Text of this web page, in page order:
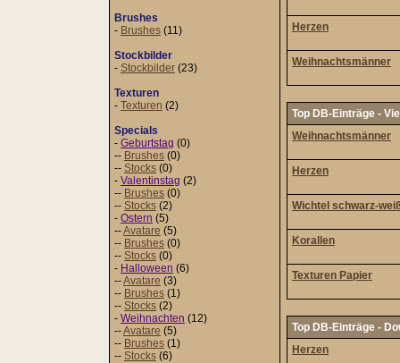
Brushes
- Brushes (11)
Stockbilder
- Stockbilder (23)
Texturen
- Texturen (2)
Specials
- Geburtstag (0)
-- Brushes (0)
-- Stocks (0)
- Valentinstag (2)
-- Brushes (0)
-- Stocks (2)
- Ostern (5)
--Avatare (5)
-- Brushes (0)
-- Stocks (0)
- Halloween (6)
--Avatare (3)
-- Brushes (1)
-- Stocks (2)
- Weihnachten (12)
--Avatare (5)
-- Brushes (1)
-- Stocks (6)
Herzen
Weihnachtsmänner
Top DB-Einträge -
Weihnachtsmänner
Herzen
Wichtel schwarz-
Korallen
Texturen Papier
Top DB-Einträge -
Herzen